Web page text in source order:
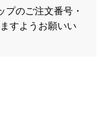
のご注文番号・
すようお願いい